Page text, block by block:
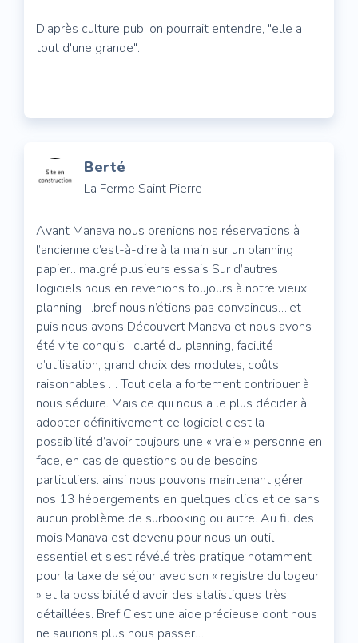
D'après culture pub, on pourrait entendre, "elle a
tout d'une grande".
Berté
La Ferme Saint Pierre
Avant Manava nous prenions nos réservations à
l’ancienne c’est-à-dire à la main sur un planning
papier…malgré plusieurs essais Sur d’autres
logiciels nous en revenions toujours à notre vieux
planning …bref nous n’étions pas convaincus….et
puis nous avons Découvert Manava et nous avons
été vite conquis : clarté du planning, facilité
d’utilisation, grand choix des modules, coûts
raisonnables … Tout cela a fortement contribuer à
nous séduire. Mais ce qui nous a le plus décider à
adopter définitivement ce logiciel c’est la
possibilité d’avoir toujours une « vraie » personne en
face, en cas de questions ou de besoins
particuliers. ainsi nous pouvons maintenant gérer
nos 13 hébergements en quelques clics et ce sans
aucun problème de surbooking ou autre. Au fil des
mois Manava est devenu pour nous un outil
essentiel et s’est révélé très pratique notamment
pour la taxe de séjour avec son « registre du logeur
» et la possibilité d’avoir des statistiques très
détaillées. Bref C’est une aide précieuse dont nous
ne saurions plus nous passer….